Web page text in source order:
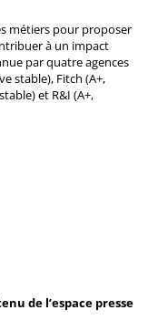
métiers pour proposer
à un impact
par quatre agences
stable), Fitch (A+,
et R&I (A+,
de l’espace presse